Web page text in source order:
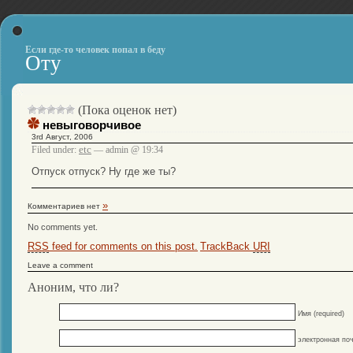
Если где-то человек попал в беду
Оту
(Пока оценок нет)
невыговорчивое
3rd Август, 2006
Filed under: etc — admin @ 19:34
Отпуск отпуск? Ну где же ты?
Комментариев нет »
No comments yet.
RSS feed for comments on this post. TrackBack URI
Leave a comment
Аноним, что ли?
Имя (required)
электронная